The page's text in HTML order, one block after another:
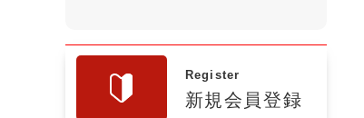
Register
新規会員登録